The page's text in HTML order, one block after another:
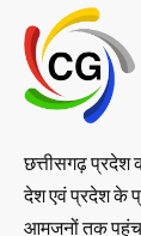
छत्तीसगढ़ प्रदेश
देश एवं प्रदेश के
आमजनों तक